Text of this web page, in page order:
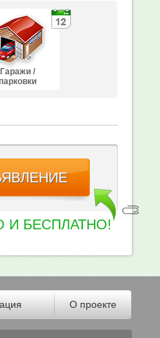
Гаражи /
И БЕСПЛАТНО!
О проекте